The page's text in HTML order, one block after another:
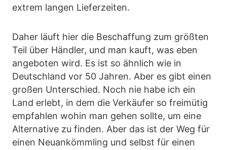
extrem langen Lieferzeiten.
Daher läuft hier die Beschaffung zum größten
Teil über Händler, und man kauft, was eben
angeboten wird. Es ist so ähnlich wie in
Deutschland vor 50 Jahren. Aber es gibt einen
großen Unterschied. Noch nie habe ich ein
Land erlebt, in dem die Verkäufer so freimütig
empfahlen wohin man gehen sollte, um eine
Alternative zu finden. Aber das ist der Weg für
einen Neuankömmling und selbst für einen